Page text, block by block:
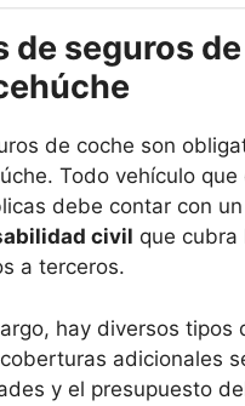
de seguros
de coche son
Todo vehículo que
debe contar con un
civil que cubra
a terceros.
hay diversos tipos
adicionales
y el presupuesto